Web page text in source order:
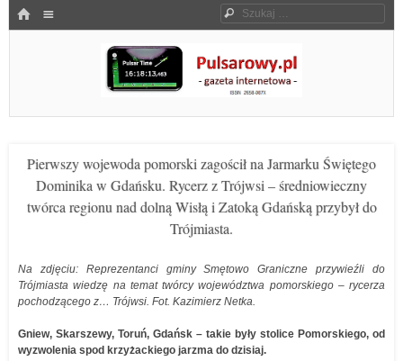
HOME Szukaj
Pulsarowy.pl
Pierwszy wojewoda pomorski zagościł na Jarmarku Świętego
Dominika w Gdańsku. Rycerz z Trójwsi – średniowieczny
twórca regionu nad dolną Wisłą i Zatoką Gdańską przybył do
Trójmiasta.
Na zdjęciu: Reprezentanci gminy Smętowo Graniczne przywieźli do
Trójmiasta wiedzę na temat twórcy województwa pomorskiego – rycerza
pochodzącego z… Trójwsi. Fot. Kazimierz Netka.
Gniew, Skarszewy, Toruń, Gdańsk – takie były stolice Pomorskiego, od
wyzwolenia spod krzyżackiego jarzma do dzisiaj.